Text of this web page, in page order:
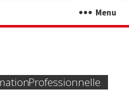
Menu
Professionnelle